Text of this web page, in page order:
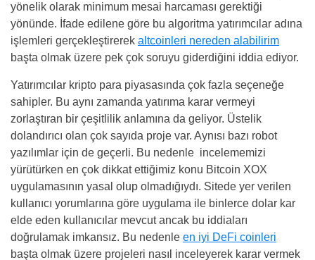
yönelik olarak minimum mesai harcaması gerektiği
yönünde. İfade edilene göre bu algoritma yatırımcılar adına
işlemleri gerçekleştirerek altcoinleri nereden alabilirim
başta olmak üzere pek çok soruyu giderdiğini iddia ediyor.
Yatırımcılar kripto para piyasasında çok fazla seçeneğe
sahipler. Bu aynı zamanda yatırıma karar vermeyi
zorlaştıran bir çeşitlilik anlamına da geliyor. Üstelik
dolandırıcı olan çok sayıda proje var. Aynısı bazı robot
yazılımlar için de geçerli. Bu nedenle incelememizi
yürütürken en çok dikkat ettiğimiz konu Bitcoin XOX
uygulamasının yasal olup olmadığıydı. Sitede yer verilen
kullanıcı yorumlarına göre uygulama ile binlerce dolar kar
elde eden kullanıcılar mevcut ancak bu iddiaları
doğrulamak imkansız. Bu nedenle en iyi DeFi coinleri
başta olmak üzere projeleri nasıl inceleyerek karar vermek